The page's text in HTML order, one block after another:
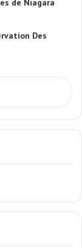
de Niagara
Des